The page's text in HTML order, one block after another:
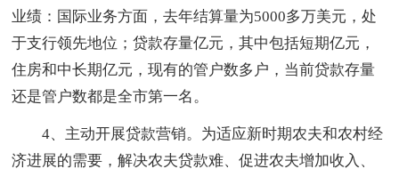
业绩：国际业务方面，去年结算量为5000多万美元，处
于支行领先地位；贷款存量亿元，其中包括短期亿元，
住房和中长期亿元，现有的管户数多户，当前贷款存量
还是管户数都是全市第一名。
4、主动开展贷款营销。为适应新时期农夫和农村经
济进展的需要，解决农夫贷款难、促进农夫增加收入、